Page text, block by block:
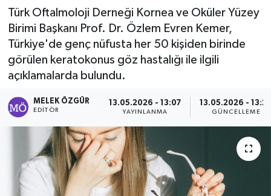
Türk Oftalmoloji Derneği Kornea ve Oküler Yüzey
Birimi Başkanı Prof. Dr. Özlem Evren Kemer,
Türkiye'de genç nüfusta her 50 kişiden birinde
görülen keratokonus göz hastalığı ile ilgili
açıklamalarda bulundu.
MELEK ÖZGÜR
EDITÖR
13.05.2026 - 13:07
YAYINLANMA
13.05.2026 -
GÜNCELLEME
Politika
Sağlık
Spor
Tarih - Kültür - Sanat - Turizm
Yaşam
Haber Arşivi